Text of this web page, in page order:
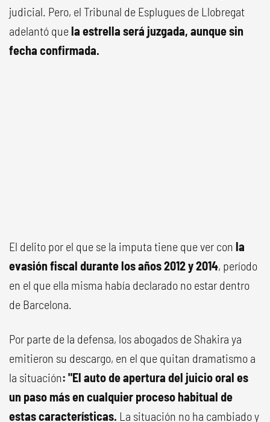
judicial. Pero, el Tribunal de Esplugues de Llobregat
adelantó quela estrella será juzgada, aunque sin
fecha confirmada.
El delito por el que se la imputa tiene que ver con la
evasión fiscal durante los años 2012 y 2014, período
en el que ella misma había declarado no estar dentro
de Barcelona.
Por parte de la defensa, los abogados de Shakira ya
emitieron su descargo, en el que quitan dramatismo a
la situación: "El auto de apertura del juicio oral es
un paso más en cualquier proceso habitual de
estas características. La situación no ha cambiado y